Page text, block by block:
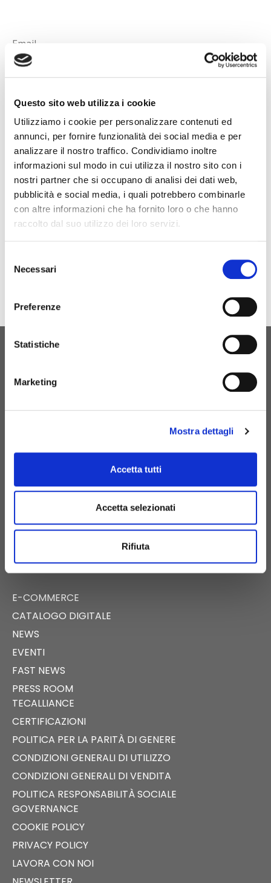
Questo sito web utilizza i cookie
Utilizziamo i cookie per personalizzare contenuti ed
annunci, per fornire funzionalità dei social media e per
analizzare il nostro traffico. Condividiamo inoltre
informazioni sul modo in cui utilizza il nostro sito con i
nostri partner che si occupano di analisi dei dati web,
pubblicità e social media, i quali potrebbero combinarle
con altre informazioni che ha fornito loro o che hanno
raccolto dal suo utilizzo dei loro servizi.
delNecessari
Preferenze
Statistiche
Marketing
Mostra dettagli
Accetta tutti
Accetta selezionati
Rifiuta
Email
NEXT
CONTATTACI
+39 081 506 2506
BIRTH@BIRTH.IT
S.S. APPIA KM 192,500 – 81052
PIGNATARO MAGGIORE (CE)
E-COMMERCE
CATALOGO DIGITALE
NEWS
EVENTI
FAST NEWS
PRESS ROOM
TECALLIANCE
CERTIFICAZIONI
POLITICA PER LA PARITÀ DI GENERE
CONDIZIONI GENERALI DI UTILIZZO
CONDIZIONI GENERALI DI VENDITA
POLITICA RESPONSABILITÀ SOCIALE
GOVERNANCE
COOKIE POLICY
PRIVACY POLICY
LAVORA CON NOI